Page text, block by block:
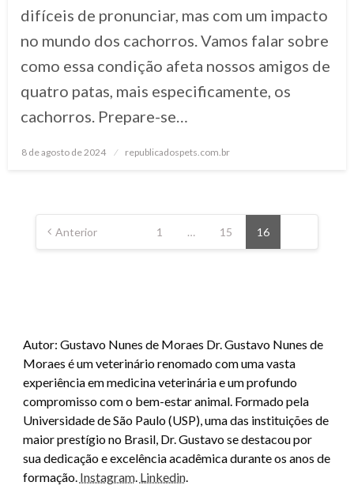
difíceis de pronunciar, mas com um impacto
no mundo dos cachorros. Vamos falar sobre
como essa condição afeta nossos amigos de
quatro patas, mais especificamente, os
cachorros. Prepare-se…
Posted
8 de agosto de 2024 republicadospets.com.br
Navegação
por
posts
Anterior 1 … 15 16
Autor: Gustavo Nunes de Moraes Dr. Gustavo Nunes de
Moraes é um veterinário renomado com uma vasta
experiência em medicina veterinária e um profundo
compromisso com o bem-estar animal. Formado pela
Universidade de São Paulo (USP), uma das instituições de
maior prestígio no Brasil, Dr. Gustavo se destacou por
sua dedicação e excelência acadêmica durante os anos de
formação. Instagram. Linkedin.